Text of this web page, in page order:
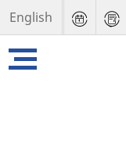
English